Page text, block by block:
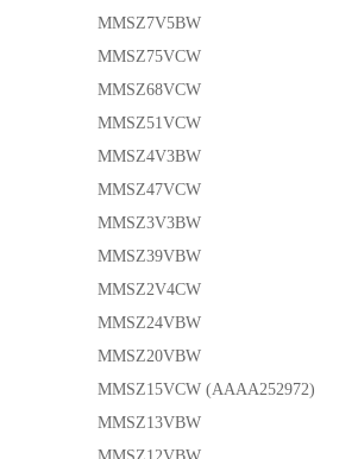
MMSZ7V5BW
MMSZ75VCW
MMSZ68VCW
MMSZ51VCW
MMSZ4V3BW
MMSZ47VCW
MMSZ3V3BW
MMSZ39VBW
MMSZ2V4CW
MMSZ24VBW
MMSZ20VBW
MMSZ15VCW (AAAA252972)
MMSZ13VBW